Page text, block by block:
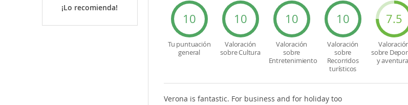
¡Lo recomienda!
10
Tu puntuación
general
10
Valoración
sobre Cultura
10
Valoración
sobre
Entretenimiento
10
Valoración
sobre
Recorridos
turísticos
7.5
sobre
y
Verona is fantastic. For business and for holiday too